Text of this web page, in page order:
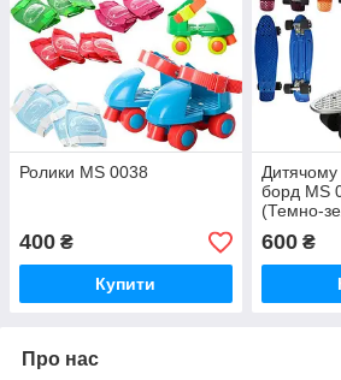
Ролики MS 0038
400 ₴
Купити
Дитячому
борд MS
(Темно-
600₴
Про нас